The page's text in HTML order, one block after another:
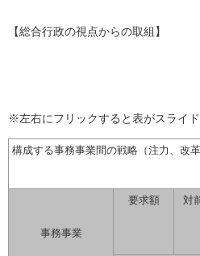
【総合行政の視点からの取組】
※左右にフリックすると表がスライド
構成する事務事業間の戦略（注力、改革
事務事業
要求額 対